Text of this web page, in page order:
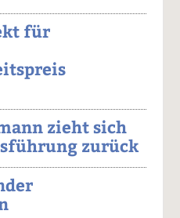
für
zieht sich
zurück